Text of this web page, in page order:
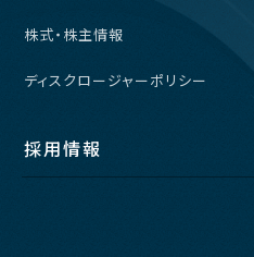
株式・株主情報
ディスクロージャーポリシー
採用情報